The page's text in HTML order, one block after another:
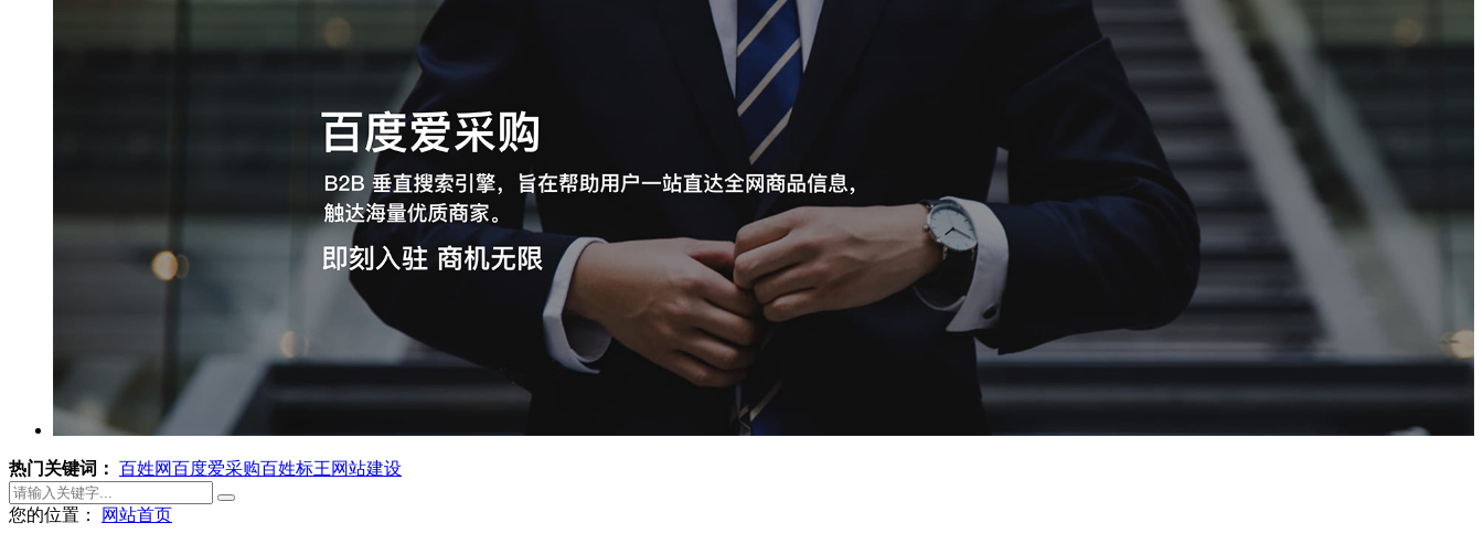
热门关键词： 百姓网百度爱采购百姓标王网站建设
您的位置： 网站首页